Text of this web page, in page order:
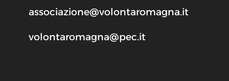
associazione@volontaromagna.it
volontaromagna@pec.it